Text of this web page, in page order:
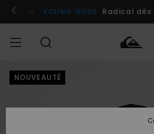
l'information
le
Se connecter / s'inscrire
YOUNG GUNS Radical
HOMME
Homme
Homme
NOUVEAUTÉ